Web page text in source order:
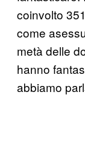
coinvolto
come
metà delle
hanno
abbiamo